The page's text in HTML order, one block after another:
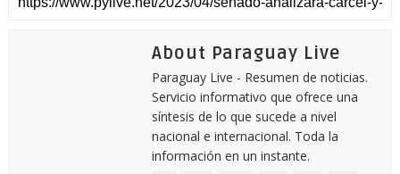
About Paraguay Live
Paraguay Live - Resumen de noticias.
Servicio informativo que ofrece una
síntesis de lo que sucede a nivel
nacional e internacional. Toda la
información en un instante.